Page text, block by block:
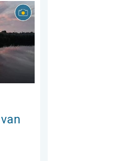
Weer&Radar uploader. . .